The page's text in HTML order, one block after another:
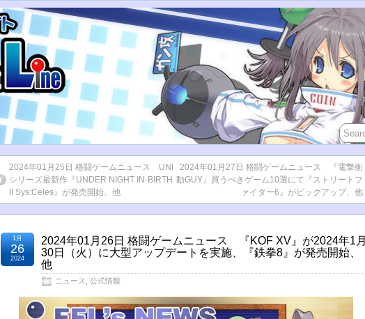
2024年01月25日 格闘ゲームニュース UNI
シリーズ最新作『UNDER NIGHT IN-BIRTH
II Sys:Celes』が発売開始、他
2024年01月27日 格闘ゲームニュース 『電撃衝
動GUY』買うべきゲーム10選にて『ストリートフ
ァイター6』がピックアップ、他
2024年01月26日 格闘ゲームニュース 『KOF XV』が2024年1月
30日（火）に大型アップデートを実施、『鉄拳8』が発売開始、
他
ニュース 公式情報
1月
26
2024